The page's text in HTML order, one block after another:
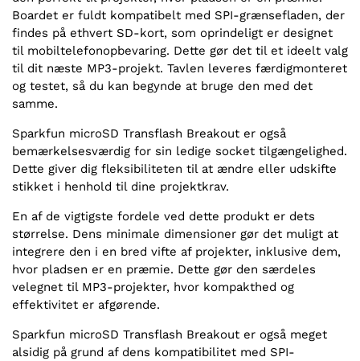
Boardet er fuldt kompatibelt med SPI-grænsefladen, der
findes på ethvert SD-kort, som oprindeligt er designet
til mobiltelefonopbevaring. Dette gør det til et ideelt valg
til dit næste MP3-projekt. Tavlen leveres færdigmonteret
og testet, så du kan begynde at bruge den med det
samme.
Sparkfun microSD Transflash Breakout er også
bemærkelsesværdig for sin ledige socket tilgængelighed.
Dette giver dig fleksibiliteten til at ændre eller udskifte
stikket i henhold til dine projektkrav.
En af de vigtigste fordele ved dette produkt er dets
størrelse. Dens minimale dimensioner gør det muligt at
integrere den i en bred vifte af projekter, inklusive dem,
hvor pladsen er en præmie. Dette gør den særdeles
velegnet til MP3-projekter, hvor kompakthed og
effektivitet er afgørende.
Sparkfun microSD Transflash Breakout er også meget
alsidig på grund af dens kompatibilitet med SPI-